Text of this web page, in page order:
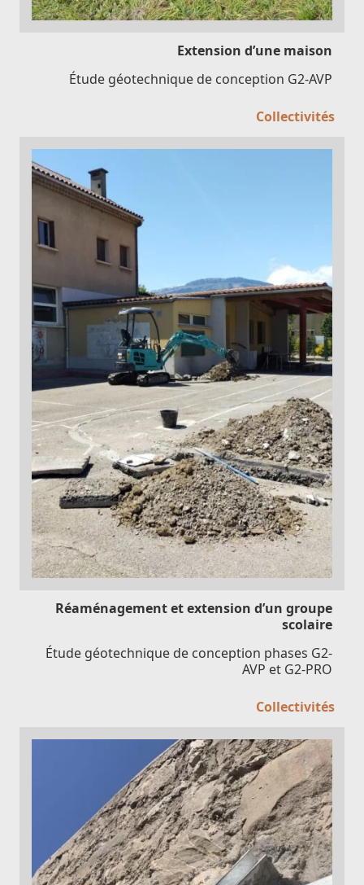
Extension d’une maison
Étude géotechnique de conception G2-AVP
Collectivités
Réaménagement et extension d’un groupe
scolaire
Étude géotechnique de conception phases G2-
AVP et G2-PRO
Collectivités